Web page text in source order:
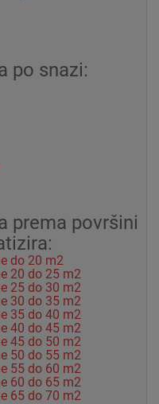
po snazi:
prema površini
do 20 m2
20 do 25 m2
25 do 30 m2
30 do 35 m2
35 do 40 m2
40 do 45 m2
45 do 50 m2
50 do 55 m2
55 do 60 m2
60 do 65 m2
65 do 70 m2